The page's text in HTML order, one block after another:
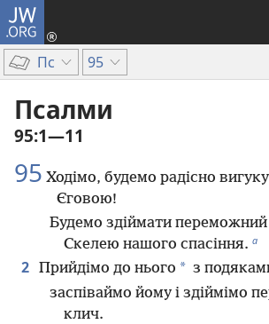
JW.ORG
Пс 95
Псалми
95:1—11
95 Ходімо, будемо радісно
Єговою!
Будемо здіймати
Скелею нашого спасіння. а
2 Прийдімо до нього * з
заспіваймо йому і здіймімо
клич.